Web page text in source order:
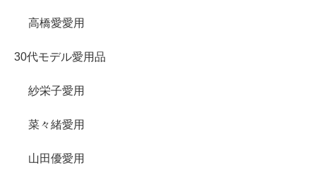
高橋愛愛用
30代モデル愛用品
紗栄子愛用
菜々緒愛用
山田優愛用